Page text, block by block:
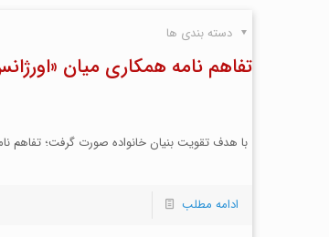
دسته بندی ها
تفاهم نامه همکاری میان
با هدف تقویت بنیان خانواده صورت گرفت؛ تفاهم
ادامه مطلب